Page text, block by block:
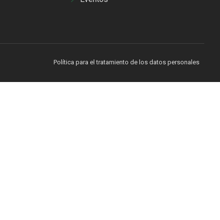
Política para el tratamiento de los datos personales